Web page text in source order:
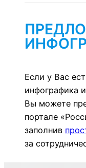
Если у Вас
инфографика
Вы можете
портале
заполнив
за